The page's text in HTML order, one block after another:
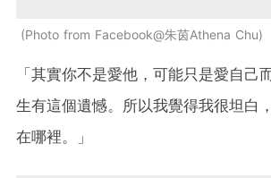
Photo from Facebook@朱茵Athena Chu
「其實你不是愛他，可能只是愛自己
生有這個遺憾。所以我覺得我很坦白
在哪裡。」